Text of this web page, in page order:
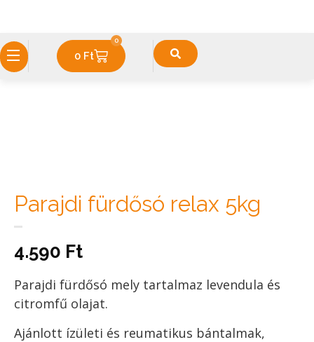
0 Ft
0
Parajdi fürdősó relax 5kg
4.590 Ft
Parajdi fürdősó mely tartalmaz levendula és
citromfű olajat.
Ajánlott ízületi és reumatikus bántalmak,